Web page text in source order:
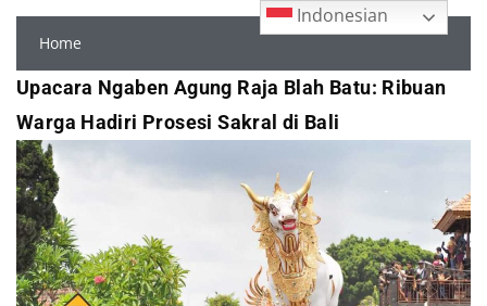
Home
Upacara Ngaben Agung Raja Blah Batu: Ribuan
Warga Hadiri Prosesi Sakral di Bali
Indonesian